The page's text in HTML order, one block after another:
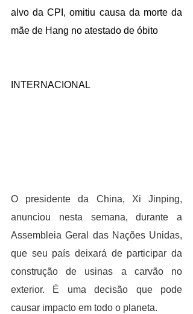
alvo da CPI, omitiu causa da morte da
mãe de Hang no atestado de óbito
INTERNACIONAL
O presidente da China, Xi Jinping,
anunciou nesta semana, durante a
Assembleia Geral das Nações Unidas,
que seu país deixará de participar da
construção de usinas a carvão no
exterior. É uma decisão que pode
causar impacto em todo o planeta.